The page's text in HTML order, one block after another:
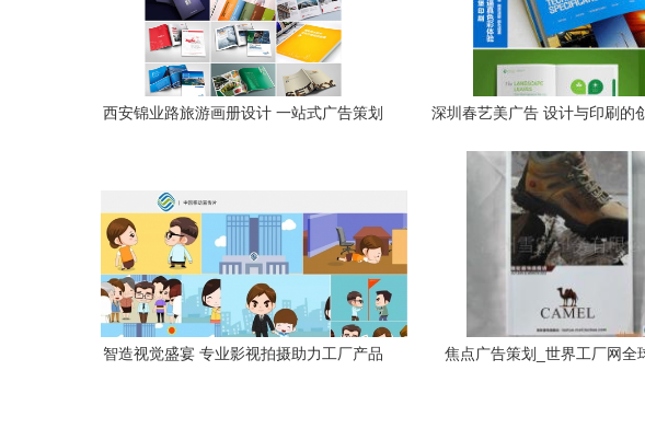
西安锦业路旅游画册设计 一站式广告策划
深圳春艺美广告 设计与印刷的
智造视觉盛宴 专业影视拍摄助力工厂产品
焦点广告策划_世界工厂网全